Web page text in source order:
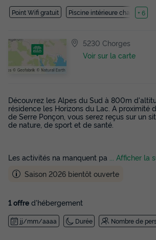
Point Wifi gratuit Piscine intérieure chauffée
+ 6
5230 Chorges
Voir sur la carte
Découvrez les Alpes du Sud à 800m
résidence les Horizons du Lac. A proximité
de Serre Ponçon, vous serez reçus sur un
de nature, de sport et de santé.
Les activités na manquent pa
... Afficher la
Saison 2026 bientôt ouverte
1 offre d'hébergement
jj/mm/aaaa Durée Nombre de